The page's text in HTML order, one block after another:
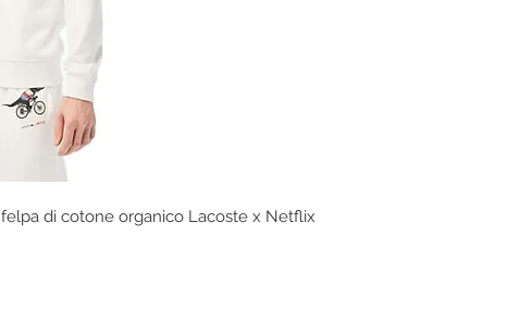
di cotone organico Lacoste x Netflix